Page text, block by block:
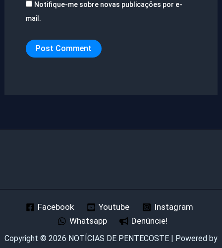
Notifique-me sobre novas publicações por e-
mail.
Facebook Youtube
Instagram
Whatsapp
Denúncie!
Copyright © 2026 NOTÍCIAS DE PENTECOSTE | Powered by